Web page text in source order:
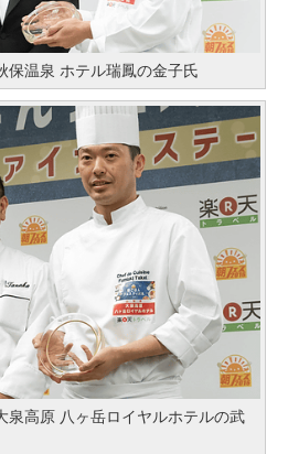
保温泉 ホテル瑞鳳の金子氏
泉高原 八ヶ岳ロイヤルホテルの武